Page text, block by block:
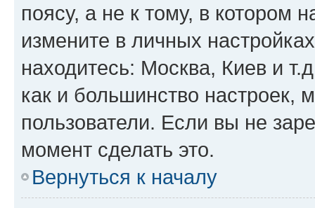
поясу, а не к тому, в котором
измените в личных
находитесь: Москва, Киев и
как и большинство настроек,
пользователи. Если вы не
момент сделать это.
Вернуться к началу